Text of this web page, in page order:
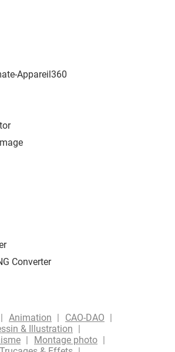
Appareil360
Converter
Animation
CAO-DAO
& Illustration
Montage photo